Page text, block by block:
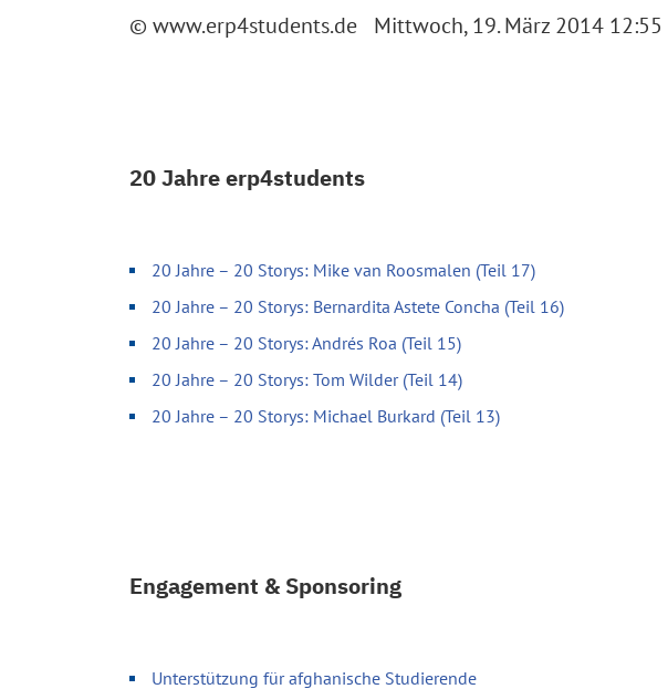
© www.erp4students.de Mittwoch, 19. März 2014 12:55
20 Jahre erp4students
20 Jahre – 20 Storys: Mike van Roosmalen (Teil 17)
20 Jahre – 20 Storys: Bernardita Astete Concha (Teil 16)
20 Jahre – 20 Storys: Andrés Roa (Teil 15)
20 Jahre – 20 Storys: Tom Wilder (Teil 14)
20 Jahre – 20 Storys: Michael Burkard (Teil 13)
Engagement & Sponsoring
Unterstützung für afghanische Studierende